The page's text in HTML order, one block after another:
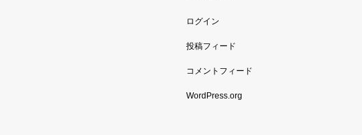
ログイン
投稿フィード
コメントフィード
WordPress.org